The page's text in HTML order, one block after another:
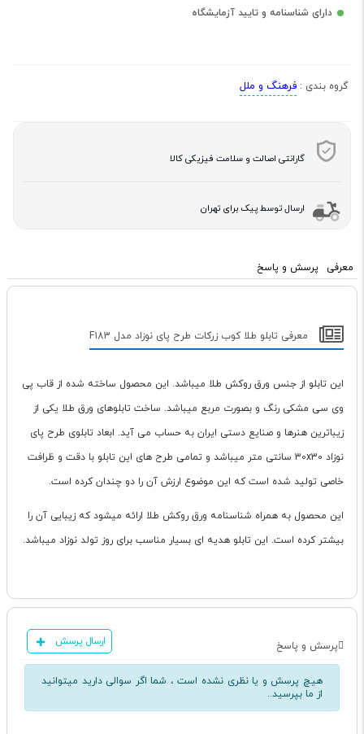
دارای شناسنامه و تایید آزمایشگاه
گروه بندی : فرهنگ و ملل
گارانتی اصالت و سلامت فیزیکی کالا
ارسال توسط پیک برای تهران
معرفی پرسش و پاسخ
معرفی تابلو طلا کوب زرکات طرح پای نوزاد مدل F183
این تابلو از جنس ورق روکش طلا میباشد. این محصول ساخته شده از قاب پی
وی سی مشکی رنگ و بصورت مربع میباشد. ساخت تابلوهای ورق طلا یکی از
زیباترین هنرها و صنایع دستی ایران به حساب می آید. ابعاد تابلوی طرح پای
نوزاد 30x30 سانتی متر میباشد و تمامی طرح های این تابلو با دقت و ظرافت
خاصی تولید شده است که این موضوع ارزش آن را دو چندان کرده است.
این محصول به همراه شناسنامه ورق روکش طلا ارائه میشود که زیبایی آن را
بیشتر کرده است. این تابلو هدیه ای بسیار مناسب برای روز تولد نوزاد میباشد.
پرسش و پاسخ ارسال پرسش
هیچ پرسش و یا نظری نشده است ، شما اگر سوالی دارید میتوانید
از ما بپرسید..